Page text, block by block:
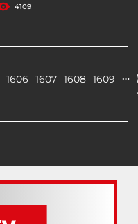
4109
1606 1607 1608 1609 …